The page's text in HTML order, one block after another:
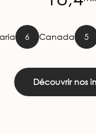
Découvrir nos
Canada 5 Chile